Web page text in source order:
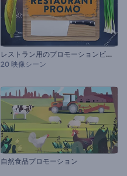
レ
ストラン用のプロモーションビデオ
20 映像シーン
自然食品プロモーション